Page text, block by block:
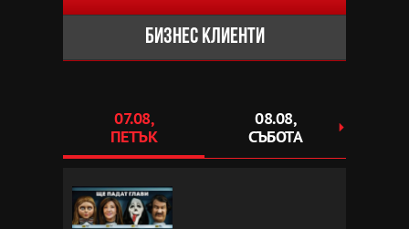
Бизнес клиенти
07.08,
ПЕТЪК
08.08,
СЪБОТА